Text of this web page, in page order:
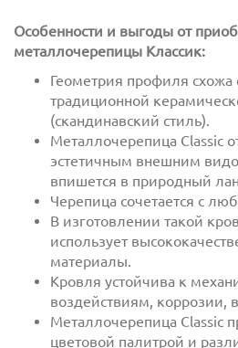
Особенности и выгоды от
металлочерепицы Классик:
Геометрия профиля
традиционной
(скандинавский стиль).
Металлочерепица Classic
эстетичным внешним
впишется в природный
Черепица сочетается с
В изготовлении такой
использует
материалы.
Кровля устойчива к
воздействиям, коррозии,
Металлочерепица Classic
цветовой палитрой и